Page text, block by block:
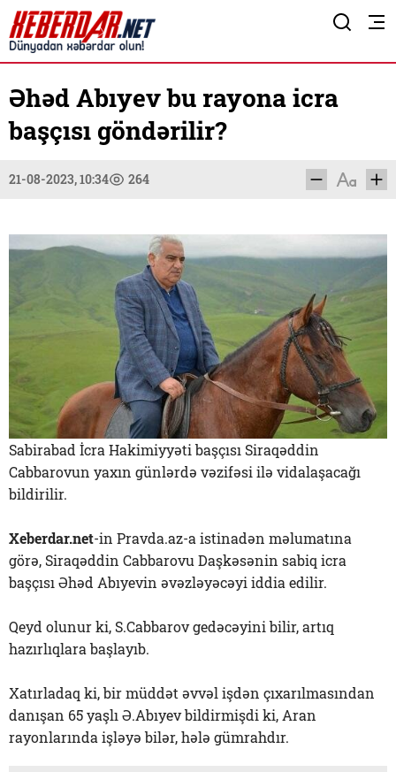
Əhəd Abıyev bu rayona icra
başçısı göndərilir?
21-08-2023, 10:34 264
Sabirabad İcra Hakimiyyəti başçısı Siraqəddin
Cabbarovun yaxın günlərdə vəzifəsi ilə vidalaşacağı
bildirilir.
Xeberdar.net-in Pravda.az-a istinadən məlumatına
görə, Siraqəddin Cabbarovu Daşkəsənin sabiq icra
başçısı Əhəd Abıyevin əvəzləyəcəyi iddia edilir.
Qeyd olunur ki, S.Cabbarov gedəcəyini bilir, artıq
hazırlıqlara başlayıb.
Xatırladaq ki, bir müddət əvvəl işdən çıxarılmasından
danışan 65 yaşlı Ə.Abıyev bildirmişdi ki, Aran
rayonlarında işləyə bilər, hələ gümrahdır.